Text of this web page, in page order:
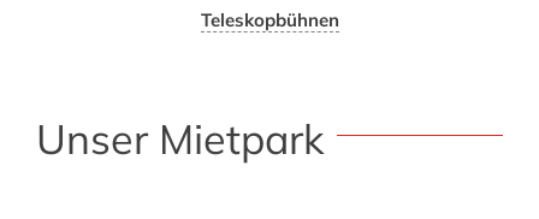
Teleskopbühnen
Unser Mietpark